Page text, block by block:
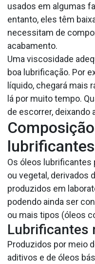
usados em algumas
entanto, eles têm
necessitam de
acabamento.
Uma viscosidade
boa lubrificação. Por
líquido, chegará mais
lá por muito tempo.
de escorrer, deixando
Os óleos lubrificantes
ou vegetal, derivados
produzidos em
podendo ainda ser
ou mais tipos (óleos
Lubrificantes
Produzidos por meio
aditivos e de óleos